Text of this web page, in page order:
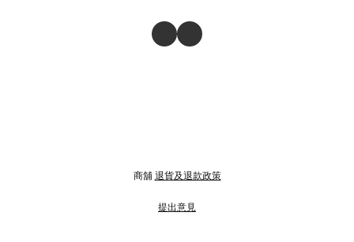
商舖 退貨及退款政策
提出意見